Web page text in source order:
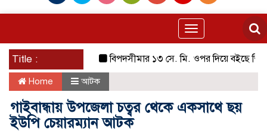
Toggle
navigation
Title : বিপদসীমার ১৩ সে. মি. ওপর দিয়ে বইছে তিস্তার
Home আটক
গাইবান্ধায় উপজেলা চত্বর থেকে একসাথে ছয়
ইউপি চেয়ারম্যান আটক